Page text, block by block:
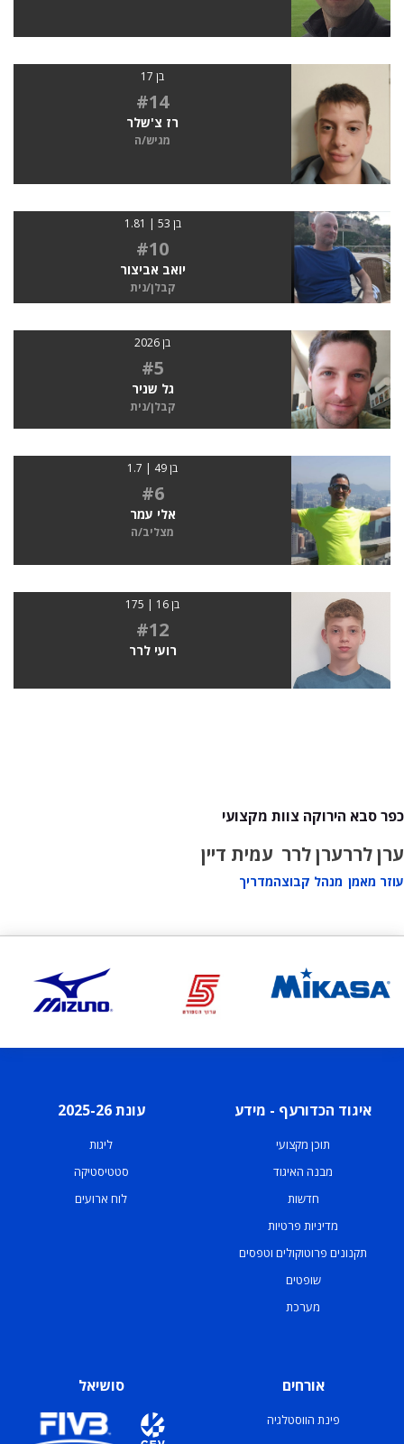
בן 17
#14
רז צ'שלר
מגיש/ה
בן 53 | 1.81
#10
יואב אביצור
קבלן/נית
בן 2026
#5
גל שניר
קבלן/נית
בן 49 | 1.7
#6
אלי עמר
מצליב/ה
בן 16 | 175
#12
רועי לרר
כפר סבא הירוקה צוות מקצועי
ערן לרר
עוזר מאמן
ערן לרר
מנהל קבוצה
עמית דיין
מדריך
איגוד הכדורעף - מידע
תוכן מקצועי
מבנה האיגוד
חדשות
מדיניות פרטיות
תקנונים פרוטוקולים וטפסים
שופטים
מערכת
עונת 2025-26
ליגות
סטטיסטיקה
לוח ארועים
אורחים
פינת הווסטלגיה
סושיאל